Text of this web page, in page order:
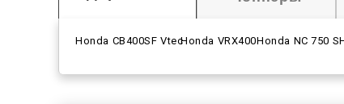
Honda CB400SF VtecHonda VRX400Honda NC 750 S